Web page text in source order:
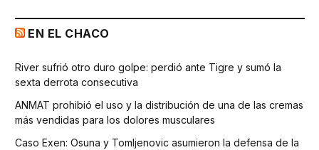
EN EL CHACO
River sufrió otro duro golpe: perdió ante Tigre y sumó la
sexta derrota consecutiva
ANMAT prohibió el uso y la distribución de una de las cremas
más vendidas para los dolores musculares
Caso Exen: Osuna y Tomljenovic asumieron la defensa de la